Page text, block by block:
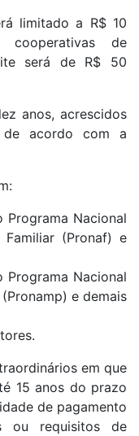
limitado a R$ 10
cooperativas de
será de R$ 50
anos, acrescidos
acordo com a
Programa Nacional
(Pronaf) e
Programa Nacional
e demais
em que
15 anos do prazo
de pagamento
ou requisitos de